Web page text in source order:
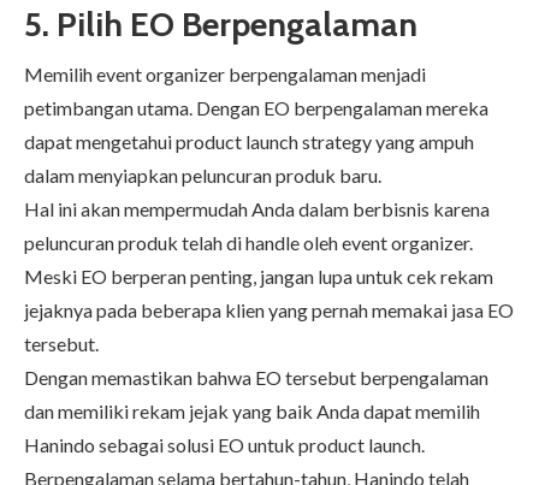
5. Pilih EO Berpengalaman
Memilih event organizer berpengalaman menjadi
petimbangan utama. Dengan EO berpengalaman mereka
dapat mengetahui product launch strategy yang ampuh
dalam menyiapkan peluncuran produk baru.
Hal ini akan mempermudah Anda dalam berbisnis karena
peluncuran produk telah di handle oleh event organizer.
Meski EO berperan penting, jangan lupa untuk cek rekam
jejaknya pada beberapa klien yang pernah memakai jasa EO
tersebut.
Dengan memastikan bahwa EO tersebut berpengalaman
dan memiliki rekam jejak yang baik Anda dapat memilih
Hanindo sebagai solusi EO untuk product launch.
Berpengalaman selama bertahun-tahun, Hanindo telah